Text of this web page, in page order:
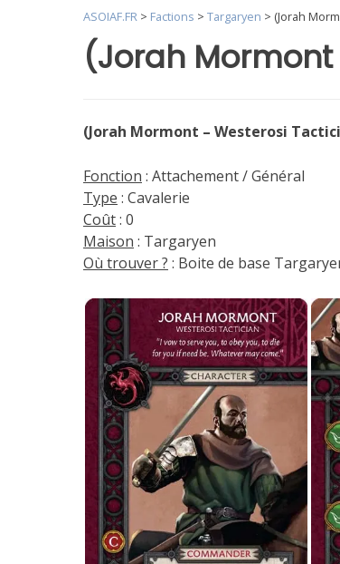
(Jorah
ASOIAF.FR > Factions > Targaryen > (Jorah
(Jorah Mormont – Westerosi
Fonction : Attachement / Général
Type : Cavalerie
Coût: 0
Maison : Targaryen
Où trouver ? : Boite de base